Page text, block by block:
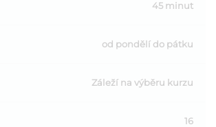
45 minut
od pondělí do pátku
Záleží na výběru kurzu
16